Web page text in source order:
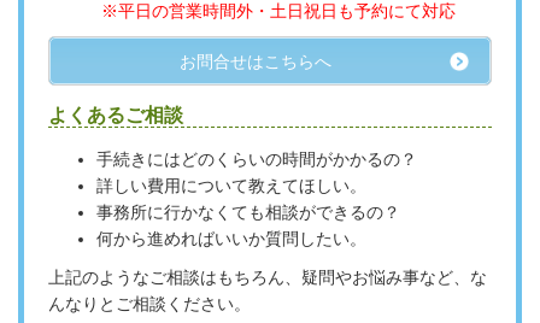
※平日の営業時間外・土日祝日も予約にて対応
お問合せはこちらへ
よくあるご相談
手続きにはどのくらいの時間がかかるの？
詳しい費用について教えてほしい。
事務所に行かなくても相談ができるの？
何から進めればいいか質問したい。
上記のようなご相談はもちろん、疑問やお悩み事など、な
んなりとご相談ください。